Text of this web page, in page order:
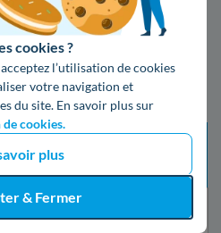
cookies ?
l’utilisation de cookies
votre navigation et
du site. En savoir plus sur
cookies.
plus
& Fermer
La mise en service d'un
les-Aubrais peut effectivement
varier de quelques jours à
des différents coûts et
que vous choisirez :
maximum
Tarif
(TTC)